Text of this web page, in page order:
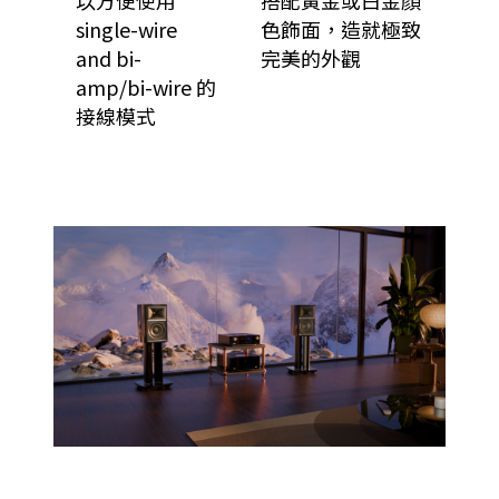
single-wire
and bi-
amp/bi-wire 的
接線模式
色飾面，造就極致
完美的外觀